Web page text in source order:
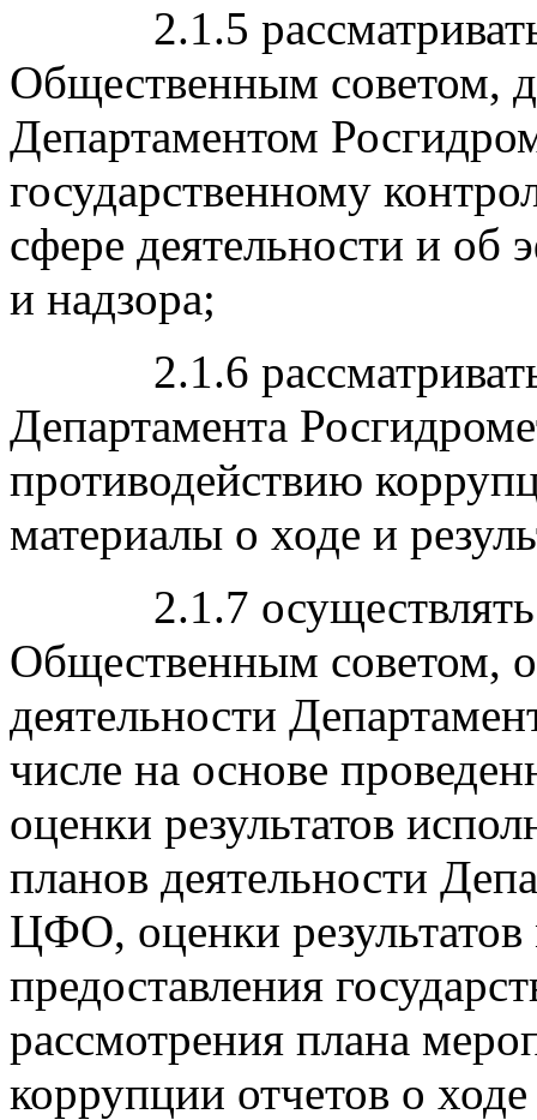
2.1.5 рассматривать
Общественным советом,
Департаментом
государственному
сфере деятельности и об
и надзора;
2.1.6 рассматривать
Департамента
противодействию
материалы о ходе и
2.1.7 осуществлять в
Общественным советом,
деятельности
числе на основе
оценки результатов
планов деятельности
ЦФО, оценки результатов
предоставления
рассмотрения плана
коррупции отчетов о